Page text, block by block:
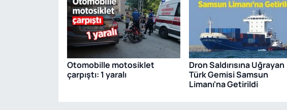
Otomobille motosiklet
çarpıştı: 1 yaralı
Dron Saldırısına Uğrayan
Türk Gemisi Samsun
Limanı'na Getirildi